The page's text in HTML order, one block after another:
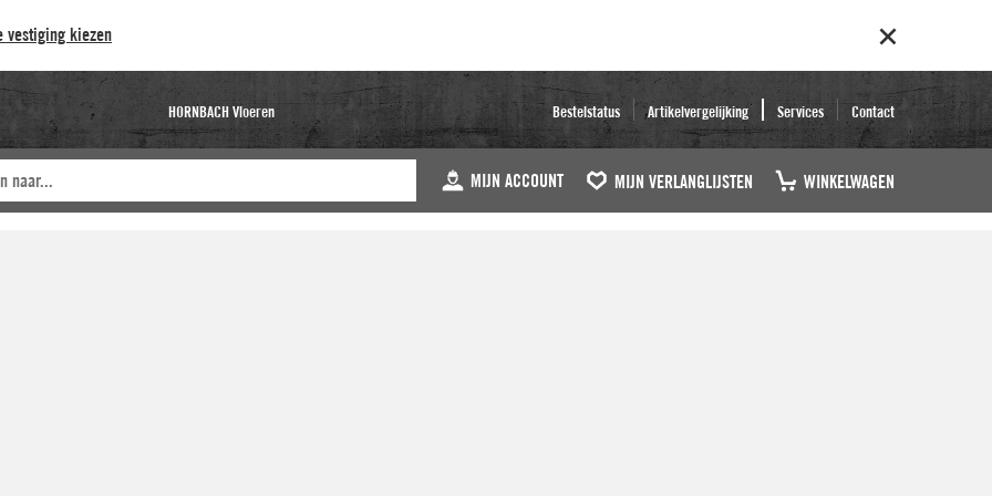
vestiging kiezen
HORNBACH Vloeren Bestelstatus Artikelvergelijking Services Contact
MIJN ACCOUNT MIJN VERLANGLIJSTEN WINKELWAGEN